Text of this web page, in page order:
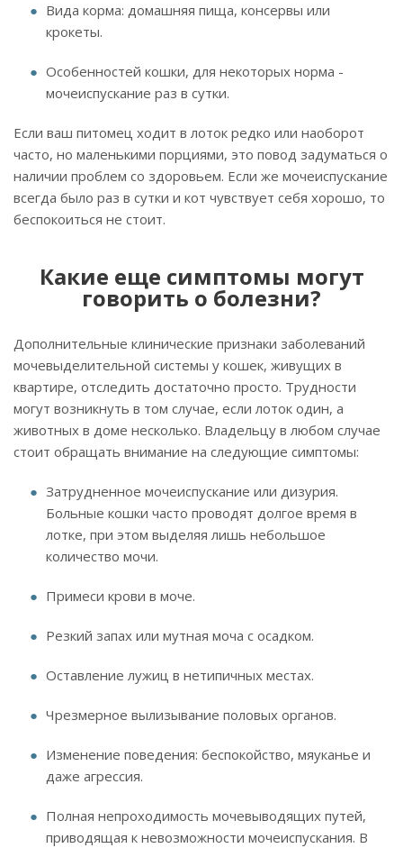
Вида корма: домашняя пища, консервы или
крокеты.
Особенностей кошки, для некоторых норма -
мочеиспускание раз в сутки.
Если ваш питомец ходит в лоток редко или наоборот
часто, но маленькими порциями, это повод задуматься о
наличии проблем со здоровьем. Если же мочеиспускание
всегда было раз в сутки и кот чувствует себя хорошо, то
беспокоиться не стоит.
Какие еще симптомы могут
говорить о болезни?
Дополнительные клинические признаки заболеваний
мочевыделительной системы у кошек, живущих в
квартире, отследить достаточно просто. Трудности
могут возникнуть в том случае, если лоток один, а
животных в доме несколько. Владельцу в любом случае
стоит обращать внимание на следующие симптомы:
Затрудненное мочеиспускание или дизурия.
Больные кошки часто проводят долгое время в
лотке, при этом выделяя лишь небольшое
количество мочи.
Примеси крови в моче.
Резкий запах или мутная моча с осадком.
Оставление лужиц в нетипичных местах.
Чрезмерное вылизывание половых органов.
Изменение поведения: беспокойство, мяуканье и
даже агрессия.
Полная непроходимость мочевыводящих путей,
приводящая к невозможности мочеиспускания. В